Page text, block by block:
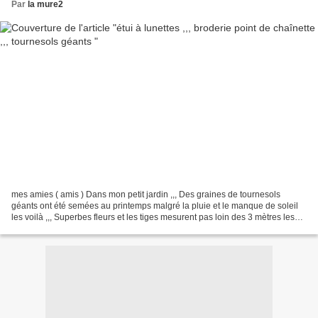
Par la mure2
mes amies ( amis ) Dans mon petit jardin ,,, Des graines de tournesols
géants ont été semées au printemps malgré la pluie et le manque de soleil
les voilà ,,, Superbes fleurs et les tiges mesurent pas loin des 3 mètres les